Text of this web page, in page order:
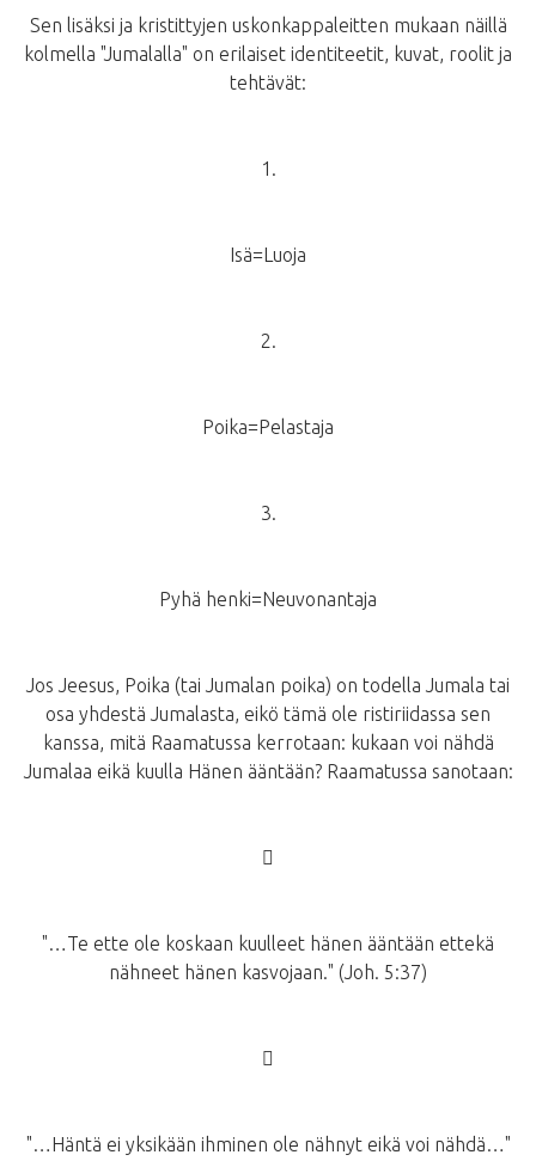
Sen lisäksi ja kristittyjen uskonkappaleitten mukaan näillä
kolmella "Jumalalla" on erilaiset identiteetit, kuvat, roolit ja
tehtävät:
1.
Isä=Luoja
2.
Poika=Pelastaja
3.
Pyhä henki=Neuvonantaja
Jos Jeesus, Poika (tai Jumalan poika) on todella Jumala tai
osa yhdestä Jumalasta, eikö tämä ole ristiriidassa sen
kanssa, mitä Raamatussa kerrotaan: kukaan voi nähdä
Jumalaa eikä kuulla Hänen ääntään? Raamatussa sanotaan:
􀂙
"…Te ette ole koskaan kuulleet hänen ääntään ettekä
nähneet hänen kasvojaan." (Joh. 5:37)
􀂙
"…Häntä ei yksikään ihminen ole nähnyt eikä voi nähdä…"